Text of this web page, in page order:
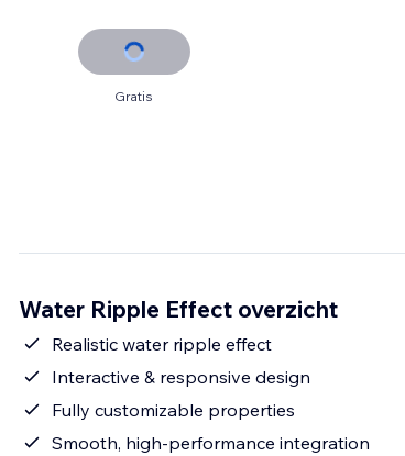
Gratis
Water Ripple Effect overzicht
Realistic water ripple effect
Interactive & responsive design
Fully customizable properties
Smooth, high-performance integration